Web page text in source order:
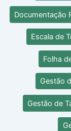
Documentação
Escala de
Folha
Gestão
Gestão de